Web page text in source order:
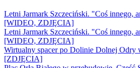
Letni Jarmark Szczeciński. "Coś innego,
[WIDEO, ZDJĘCIA]
Letni Jarmark Szczeciński. "Coś innego,
[WIDEO, ZDJĘCIA]
Wirtualny spacer po Dolinie Dolnej Odry
[ZDJĘCIA]